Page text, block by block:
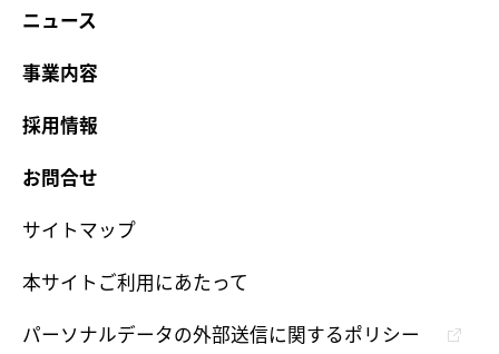
ニュース
事業内容
採用情報
お問合せ
サイトマップ
本サイトご利用にあたって
パーソナルデータの外部送信に関するポリシー